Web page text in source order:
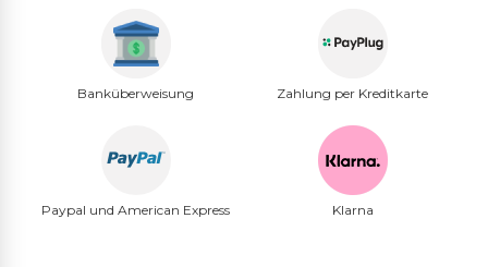
Banküberweisung Zahlung per Kreditkarte
Paypal und American Express Klarna